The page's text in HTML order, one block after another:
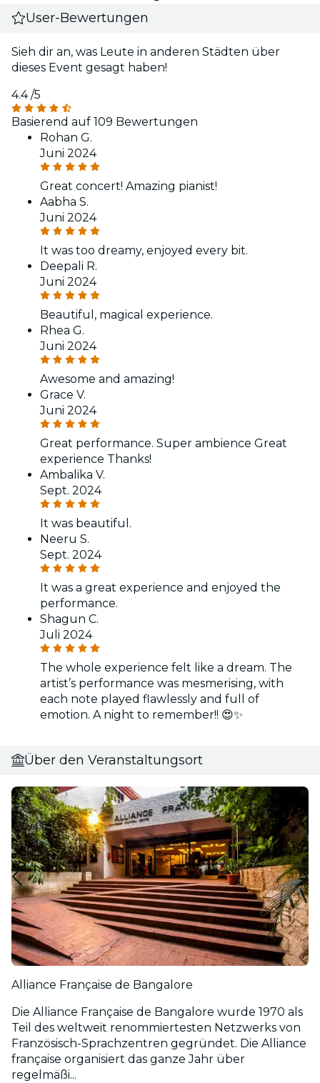
User-Bewertungen
Sieh dir an, was Leute in anderen Städten über
dieses Event gesagt haben!
4.4/5
Basierend auf 109 Bewertungen
Rohan G.
Juni 2024
Great concert! Amazing pianist!
Aabha S.
Juni 2024
It was too dreamy, enjoyed every bit.
Deepali R.
Juni 2024
Beautiful, magical experience.
Rhea G.
Juni 2024
Awesome and amazing!
Grace V.
Juni 2024
Great performance. Super ambience Great
experience Thanks!
Ambalika V.
Sept. 2024
It was beautiful.
Neeru S.
Sept. 2024
It was a great experience and enjoyed the
performance.
Shagun C.
Juli 2024
The whole experience felt like a dream. The
artist’s performance was mesmerising, with
each note played flawlessly and full of
emotion. A night to remember!! 😍✨
Über den Veranstaltungsort
Alliance Française de Bangalore
Die Alliance Française de Bangalore wurde 1970 als
Teil des weltweit renommiertesten Netzwerks von
Französisch-Sprachzentren gegründet. Die Alliance
française organisiert das ganze Jahr über
regelmäßi...